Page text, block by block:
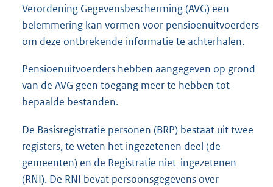
Verordening Gegevensbescherming (AVG) een
belemmering kan vormen voor pensioenuitvoerders
om deze ontbrekende informatie te achterhalen.
Pensioenuitvoerders hebben aangegeven op grond
van de AVG geen toegang meer te hebben tot
bepaalde bestanden.
De Basisregistratie personen (BRP) bestaat uit twee
registers, te weten het ingezetenen deel (de
gemeenten) en de Registratie niet-ingezetenen
(RNI). De RNI bevat persoonsgegevens over